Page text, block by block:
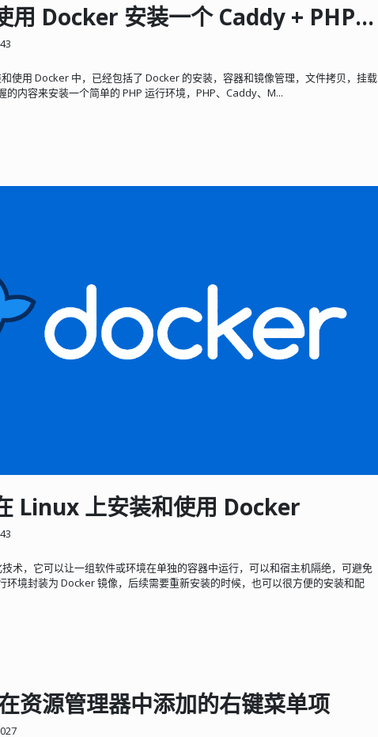
Docker 学习笔记 - 使用 Docker 安装一个 Caddy + PHP + MySQL 的开发环境
使用 Docker 中，已经包括了 Docker 的安装，容器和镜像管理，文件拷贝，挂载
内容来安装一个简单的 PHP 运行环境，PHP、Caddy、M...
Linux 上安装和使用 Docker
术，它可以让一组软件或环境在单独的容器中运行，可以和宿主机隔绝，可避免
环境封装为 Docker 镜像，后续需要重新安装的时候，也可以很方便的安装和配
资源管理器中添加的右键菜单项